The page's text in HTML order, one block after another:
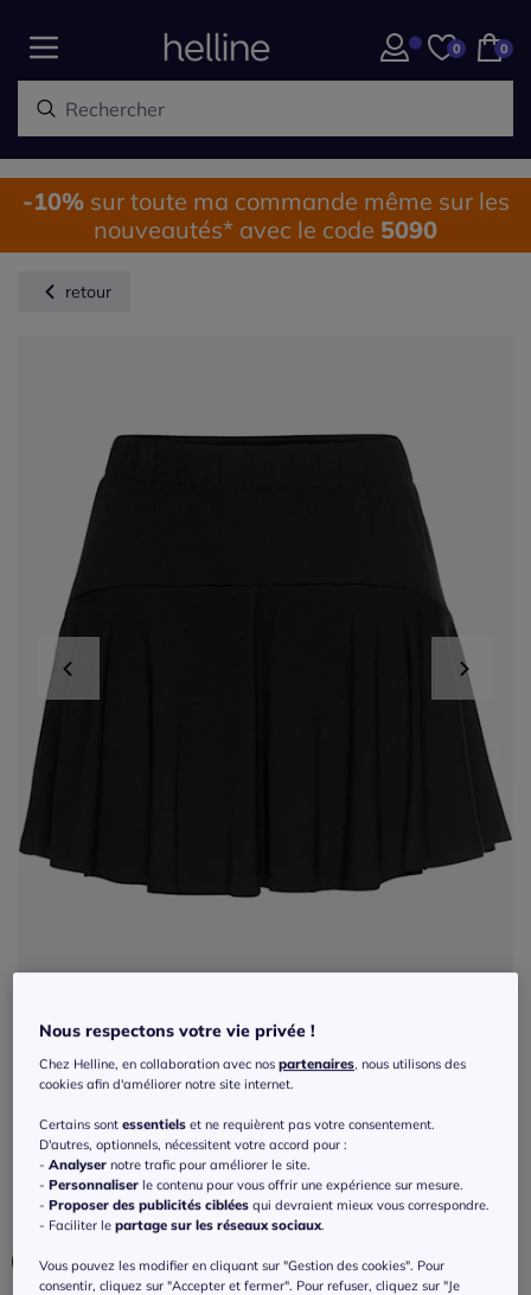
0 0
-10%sur toute ma commande même sur les
nouveautés* avec le code 5090
retour
Exclu web
Jupe-culotte avec élastique et
Réf : 189.212.004
Couleur :noir
Nous respectons votre vie privée !
Chez Helline, en collaboration avec nospartenaires, nous utilisons des
cookies afin d'améliorer notre site internet.
Certains sontessentiels et ne requièrent pas votre consentement.
D'autres, optionnels, nécessitent votre accord pour :
-Analyser notre trafic pour améliorer le site.
-Personnaliser le contenu pour vous offrir une expérience sur mesure.
-Proposer des publicités ciblées qui devraient mieux vous correspondre.
- Faciliter lepartage sur les réseaux sociaux.
Vous pouvez les modifier en cliquant sur "Gestion des cookies". Pour
consentir, cliquez sur "Accepter et fermer". Pour refuser, cliquez sur "Je